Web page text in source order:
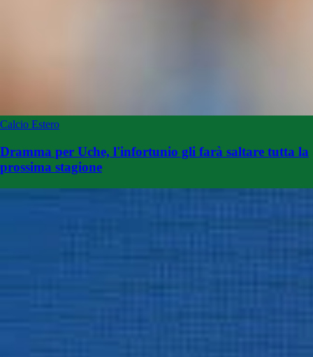
Calcio Estero
Dramma per Uche, l'infortunio gli farà saltare tutta la
prossima stagione